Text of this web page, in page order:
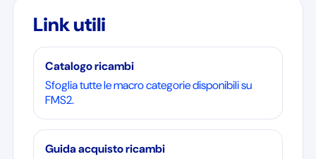
Link utili
Catalogo ricambi
Sfoglia tutte le macro categorie disponibili su
FMS2.
Guida acquisto ricambi